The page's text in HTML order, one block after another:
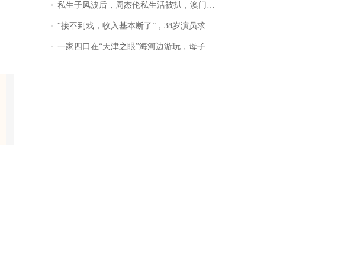
私生子风波后，周杰伦私生活被扒，澳门输10亿传闻早已经水落石出
“接不到戏，收入基本断了”，38岁演员求职景区NPC：工作量断崖式下跌，留给我试错的时间不多了
一家四口在“天津之眼”海河边游玩，母子俩不幸溺亡